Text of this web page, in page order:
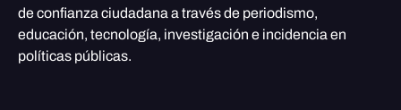
de confianza ciudadana a través de periodismo,
educación, tecnología, investigación e incidencia en
políticas públicas.